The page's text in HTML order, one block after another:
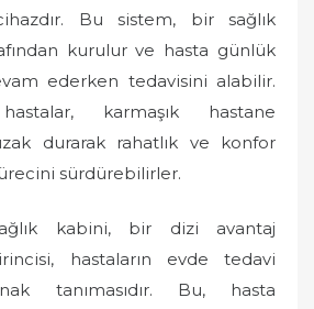
Bu sistem, bir sağlık
kurulur ve hasta günlük
ederken tedavisini alabilir.
karmaşık hastane
durarak rahatlık ve konfor
sürdürebilirler.
kabini, bir dizi avantaj
hastaların evde tedavi
tanımasıdır. Bu, hasta